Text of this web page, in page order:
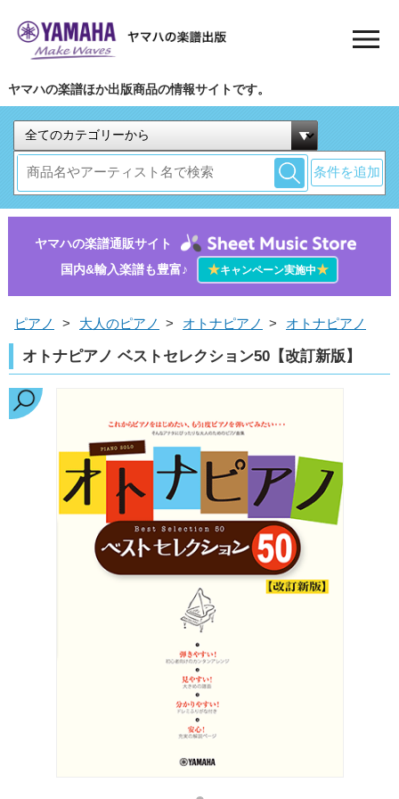
ヤマハの楽譜ほか出版商品の情報サイトです。
条件を追加
ヤマハの楽譜通販サイト
国内&輸入楽譜も豊富♪
★キャンペーン実施中★
ピアノ > 大人のピアノ > オトナピアノ > オトナピアノ
オトナピアノ ベストセレクション50【改訂新版】